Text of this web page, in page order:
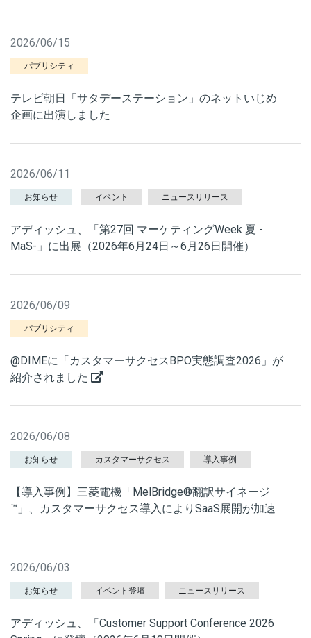
2026/06/15
パブリシティ
テレビ朝日「サタデーステーション」のネットいじめ
企画に出演しました
2026/06/11
お知らせ イベント ニュースリリース
アディッシュ、「第27回 マーケティングWeek 夏 -
MaS-」に出展（2026年6月24日～6月26日開催）
2026/06/09
パブリシティ
@DIMEに「カスタマーサクセスBPO実態調査2026」が
紹介されました
2026/06/08
お知らせ カスタマーサクセス 導入事例
【導入事例】三菱電機「MelBridge®翻訳サイネージ
™」、カスタマーサクセス導入によりSaaS展開が加速
2026/06/03
お知らせ イベント登壇 ニュースリリース
アディッシュ、「Customer Support Conference 2026